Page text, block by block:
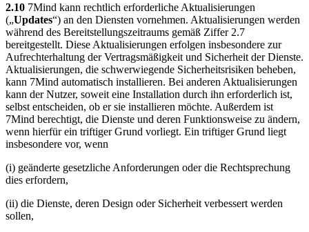
2.10 7Mind kann rechtlich erforderliche Aktualisierungen
(„Updates“) an den Diensten vornehmen. Aktualisierungen werden
während des Bereitstellungszeitraums gemäß Ziffer 2.7
bereitgestellt. Diese Aktualisierungen erfolgen insbesondere zur
Aufrechterhaltung der Vertragsmäßigkeit und Sicherheit der Dienste.
Aktualisierungen, die schwerwiegende Sicherheitsrisiken beheben,
kann 7Mind automatisch installieren. Bei anderen Aktualisierungen
kann der Nutzer, soweit eine Installation durch ihn erforderlich ist,
selbst entscheiden, ob er sie installieren möchte. Außerdem ist
7Mind berechtigt, die Dienste und deren Funktionsweise zu ändern,
wenn hierfür ein triftiger Grund vorliegt. Ein triftiger Grund liegt
insbesondere vor, wenn
(i) geänderte gesetzliche Anforderungen oder die Rechtsprechung
dies erfordern,
(ii) die Dienste, deren Design oder Sicherheit verbessert werden
sollen,